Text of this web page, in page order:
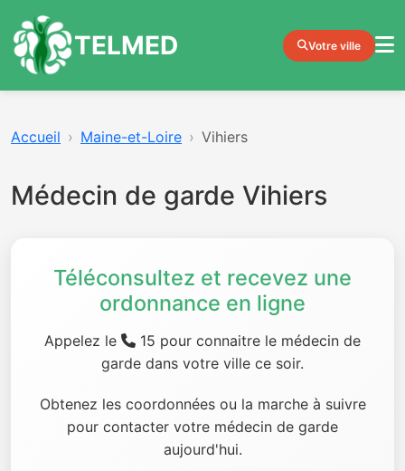
TELMED Votre ville
Accueil Maine-et-Loire Vihiers
Médecin de garde Vihiers
Téléconsultez et recevez une
ordonnance en ligne
Appelez le
15 pour connaitre le médecin de
garde dans votre ville ce soir.
Obtenez les coordonnées ou la marche à suivre
pour contacter votre médecin de garde
aujourd'hui.